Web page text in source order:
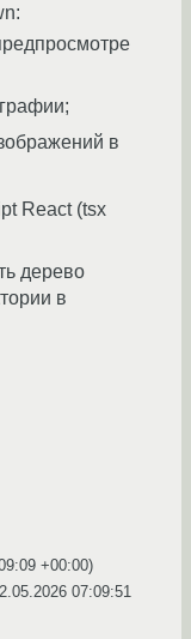
в
React (tsx
дерево
в
+00:00)
07:09:51